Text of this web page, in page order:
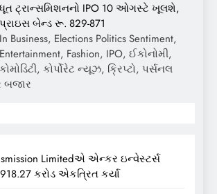
ધૂત ટ્રાન્સમિશનનો IPO 10 ઓગસ્ટે ખૂલશે,
પ્રાઇસ બેન્ડ રૂ. 829-871
In Business, Elections Politics Sentiment,
Entertainment, Fashion, IPO, ઈકોનોમી,
કોમોડિટી, કોર્પોરેટ ન્યૂઝ, ક્રિપ્ટો, પર્સનલ
બજાર
Limitedએ એન્કર ઇન્વેસ્ટર્સ
કરોડ એકત્રિત કર્યા